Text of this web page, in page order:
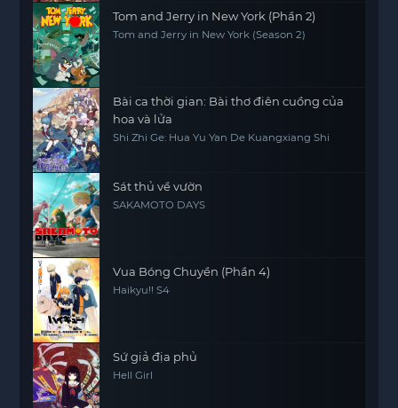
Tom and Jerry in New York (Phần 2)
Tom and Jerry in New York (Season 2)
Bài ca thời gian: Bài thơ điên cuồng của
hoa và lửa
Shi Zhi Ge: Hua Yu Yan De Kuangxiang Shi
Sát thủ về vườn
SAKAMOTO DAYS
Vua Bóng Chuyền (Phần 4)
Haikyu!! S4
Sứ giả địa phủ
Hell Girl